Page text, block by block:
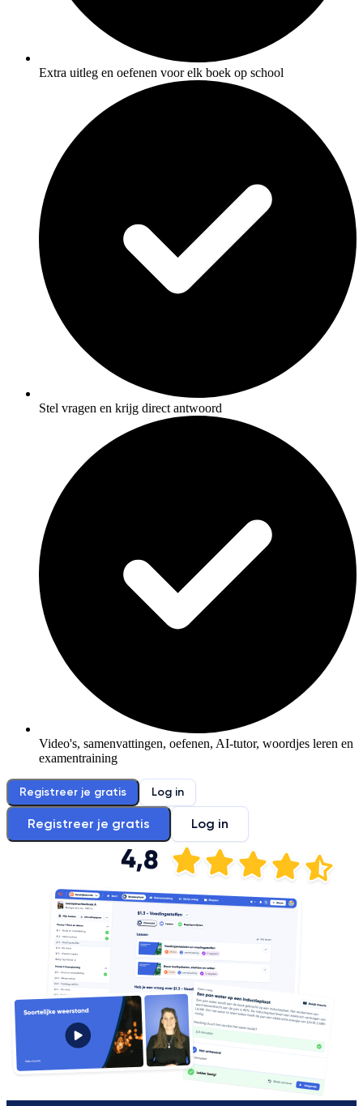
Extra uitleg en oefenen voor elk boek op school
Stel vragen en krijg direct antwoord
Video's, samenvattingen, oefenen, AI-tutor, woordjes leren en
examentraining
Registreer je gratis Log in
Registreer je gratis Log in